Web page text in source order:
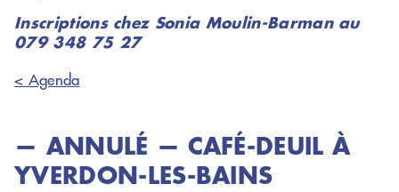
Inscriptions chez Sonia Moulin-Barman au
079 348 75 27
< Agenda
— ANNULÉ — CAFÉ-DEUIL À
YVERDON-LES-BAINS